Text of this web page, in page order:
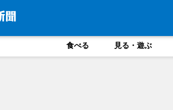
食べる 見る・遊ぶ